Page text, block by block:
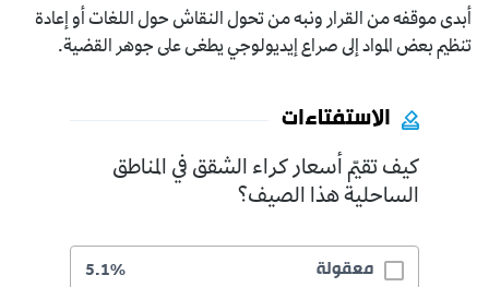
أبدى موقفه من القرار ونبه من تحول النقاش حول اللغات أو إعادة
تنظيم بعض المواد إلى صراع إيديولوجي يطغى على جوهر القضية.
الاستفتاءات
كيف تقيّم أسعار كراء الشقق في المناطق
الساحلية هذا الصيف؟
معقولة 5.1%